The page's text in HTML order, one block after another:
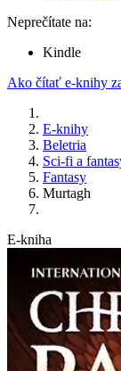
Neprečítate na:
Kindle
Ako čítať e-knihy
E-knihy
Beletria
Sci-fi a
Fantasy
Murtagh
E-kniha